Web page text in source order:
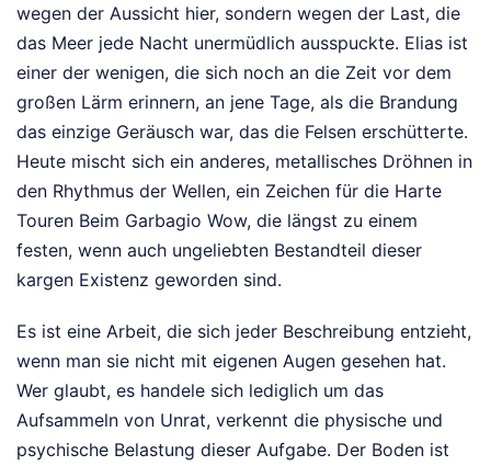
wegen der Aussicht hier, sondern wegen der Last, die
das Meer jede Nacht unermüdlich ausspuckte. Elias ist
einer der wenigen, die sich noch an die Zeit vor dem
großen Lärm erinnern, an jene Tage, als die Brandung
das einzige Geräusch war, das die Felsen erschütterte.
Heute mischt sich ein anderes, metallisches Dröhnen in
den Rhythmus der Wellen, ein Zeichen für die Harte
Touren Beim Garbagio Wow, die längst zu einem
festen, wenn auch ungeliebten Bestandteil dieser
kargen Existenz geworden sind.
Es ist eine Arbeit, die sich jeder Beschreibung entzieht,
wenn man sie nicht mit eigenen Augen gesehen hat.
Wer glaubt, es handele sich lediglich um das
Aufsammeln von Unrat, verkennt die physische und
psychische Belastung dieser Aufgabe. Der Boden ist